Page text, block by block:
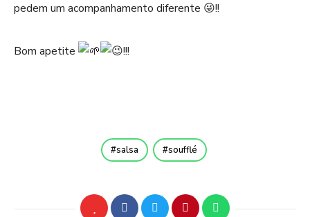
pedem um acompanhamento diferente 😜!!
Bom apetite !!!
salsa soufflé